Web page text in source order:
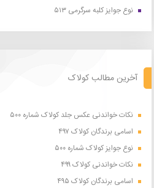
نوع جوایز کلبه سرگرمی ۵۱۳
آخرین مطالب کولاک
نکات خواندنی عکس جلد کولاک شماره ۵۰۰
اسامی برندگان کولاک ۴۹۷
نوع جوایز کولاک شماره ۵۰۰
نکات خواندنی کولاک ۴۹۹
اسامی برندگان کولاک ۴۹۵